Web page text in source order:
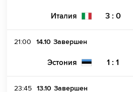
Италия 3 : 0
21:00 14.10 Завершен
Эстония 1 : 1
23:45 13.10 Завершен